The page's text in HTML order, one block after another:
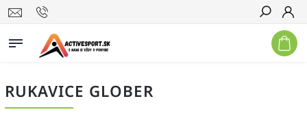
Hľadať
RUKAVICE GLOBER